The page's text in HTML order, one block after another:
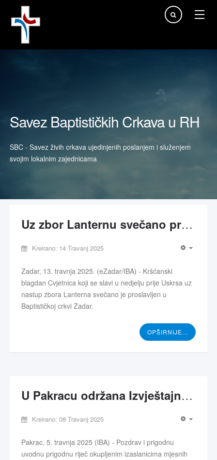
Traži...
Savez Baptističkih Crkava u RH
SBC - Savez živih crkava ujedinjenih poslanjem i služenjem
svojim lokalnim zajednicama
Uz zbor Lanternu svečano proslavljen blagdan Cvjetnice
Kreirano: 14 Travanj 2025
Zadar, 13. travnja 2025. (eZadar/IBA) - Kršćanski
blagdan Cvjetnica koji se slavi u nedjelju prije Uskrsa uz
nastup zbora Lanterna svečano je proslavljen u
Baptističkoj crkvi Zadar.
OPŠIRNIJE...
U Pakracu održana Izvještajna godišnja skupština Saveza
Kreirano: 08 Travanj 2025
Pakrac, 5. travnja 2025 (IBA) - Pozdrav i prigodnu
uvodnu prigodnu riječ okupljenim izaslanicima mjesnih